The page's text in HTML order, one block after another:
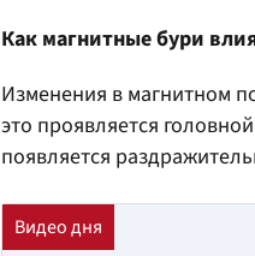
Как магнитные бури
Изменения в магнитном
это проявляется
появляется